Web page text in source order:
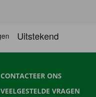
CONTACTEER ONS
VEELGESTELDE VRAGEN